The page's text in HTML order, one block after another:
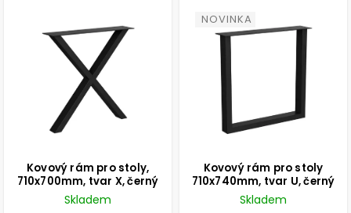
Kovový rám pro stoly,
710x700mm, tvar X, černý
Skladem
NOVINKA
Kovový rám pro stoly
710x740mm, tvar U, černý
Skladem